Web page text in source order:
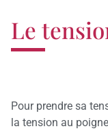
Le
Pour prendre sa
la tension au